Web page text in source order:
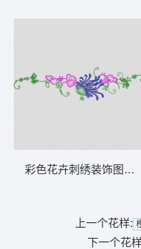
彩色花卉刺绣装饰图案
上一个花样:
下一个花